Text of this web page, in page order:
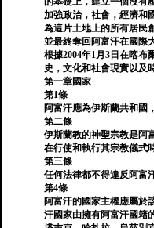
加強政治，社會，經濟和
為這片土地上的所有居民
並最終奪回阿富汗在國際
根據2004年1月3日在喀布
史，文化和社會現實以及
第一章國家
第1條
阿富汗應為伊斯蘭共和國
第二條
伊斯蘭教的神聖宗教是阿
在行使和執行其宗教儀式
第三條
任何法律都不得違反阿富
第4條
阿富汗的國家主權應屬於
汗國家由擁有阿富汗國籍